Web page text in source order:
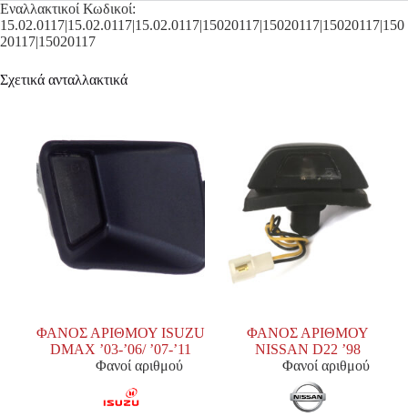
Εναλλακτικοί Κωδικοί:
15.02.0117|15.02.0117|15.02.0117|15020117|15020117|15020117|150
20117|15020117
Σχετικά ανταλλακτικά
ΦΑΝΟΣ ΑΡΙΘΜΟΥ ISUZU
DMAX ’03-’06/ ’07-’11
Φανοί αριθμού
ΦΑΝΟΣ ΑΡΙΘΜΟΥ
NISSAN D22 ’98
Φανοί αριθμού